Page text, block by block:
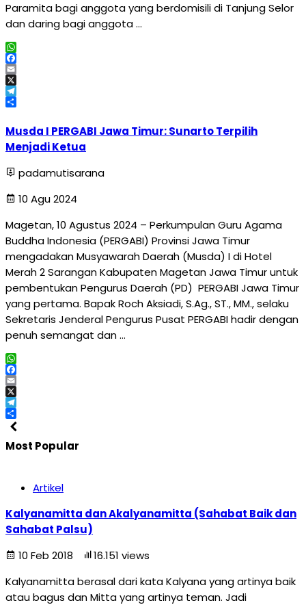
Paramita bagi anggota yang berdomisili di Tanjung Selor
dan daring bagi anggota …
WhatsApp
Facebook
Email
X
Telegram
Musda I PERGABI Jawa Timur: Sunarto Terpilih
Menjadi Ketua
padamutisarana
10 Agu 2024
Magetan, 10 Agustus 2024 – Perkumpulan Guru Agama
Buddha Indonesia (PERGABI) Provinsi Jawa Timur
mengadakan Musyawarah Daerah (Musda) I di Hotel
Merah 2 Sarangan Kabupaten Magetan Jawa Timur untuk
pembentukan Pengurus Daerah (PD) PERGABI Jawa Timur
yang pertama. Bapak Roch Aksiadi, S.Ag., ST., MM., selaku
Sekretaris Jenderal Pengurus Pusat PERGABI hadir dengan
penuh semangat dan …
WhatsApp
Facebook
Email
X
Telegram
Share
Most Popular
Artikel
Kalyanamitta dan Akalyanamitta (Sahabat Baik dan
Sahabat Palsu)
10 Feb 2018
16.151 views
Kalyanamitta berasal dari kata Kalyana yang artinya baik
atau bagus dan Mitta yang artinya teman. Jadi